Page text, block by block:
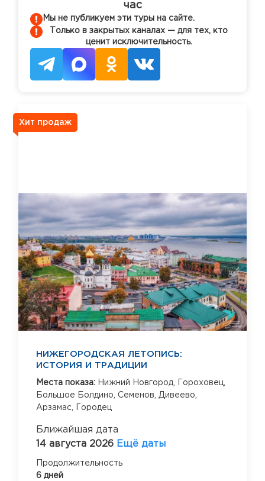
час
Мы не публикуем эти туры на сайте.
Только в закрытых каналах — для тех, кто
ценит исключительность.
Хит продаж
НИЖЕГОРОДСКАЯ ЛЕТОПИСЬ:
ИСТОРИЯ И ТРАДИЦИИ
Места показа: Нижний Новгород,
Гороховец,
Большое Болдино, Семенов, Дивеево,
Арзамас,
Городец
Ближайшая дата
14 августа 2026 Ещё даты
Продолжительность
6 дней